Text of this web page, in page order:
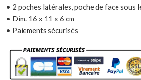
• 2 poches latérales, poche de face sous
• Dim. 16 x 11 x 6 cm
• Paiements sécurisés